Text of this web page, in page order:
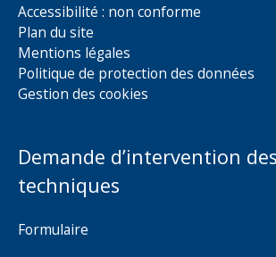
Accessibilité : non conforme
Plan du site
Mentions légales
Politique de protection des données
Gestion des cookies
Demande d’intervention
techniques
Formulaire